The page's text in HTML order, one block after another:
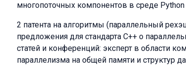
многопоточных компонентов в среде
2 патента на алгоритмы (параллельный
предложения для стандарта C++ о
статей и конференций: эксперт в области
параллелизма на общей памяти и структур